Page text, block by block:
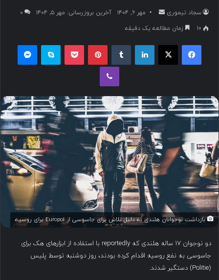
سجاد تیموری
ا
ا
ی
م
ی
ل
مهر ۶, ۱۴۰۴ آخرین بروزرسانی: مهر ۵, ۱۴۰۴
۰
10
زمان مطالعه یک دقیقه
فیسبوک ایکس لینکداین پینتریست پاکت اسکایپ
وایبر
بازداشت نوجوانان هلندی به دلیل تلاش برای جاسوسی از Europol برای روسیه
دو نوجوان ۱۷ ساله هلندی که reportedly با استفاده از ابزارهای هک برای
جاسوسی به نفع روسیه اقدام کرده بودند، روز دوشنبه توسط پلیس
(Politie) دستگیر شدند.